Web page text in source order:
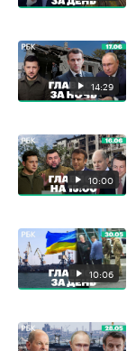
14:29
10:00
10:06